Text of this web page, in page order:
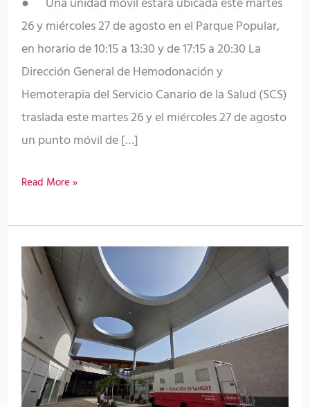
26 y miércoles 27 de agosto en el Parque Popular,
en horario de 10:15 a 13:30 y de 17:15 a 20:30 La
Dirección General de Hemodonación y
Hemoterapia del Servicio Canario de la Salud (SCS)
traslada este martes 26 y el miércoles 27 de agosto
un punto móvil de […]
Read More »
Hemodonación
y
Hemoterapia
continúa
promocionando
la
donación